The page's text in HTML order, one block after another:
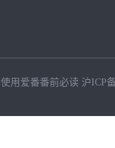
使用爱番番前必读 沪ICP